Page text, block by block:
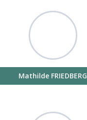
Mathilde FRIEDBERG